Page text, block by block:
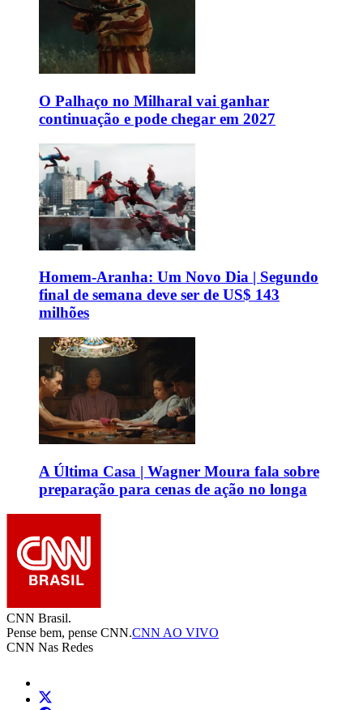
O Palhaço no Milharal vai ganhar
continuação e pode chegar em 2027
Homem-Aranha: Um Novo Dia | Segundo
final de semana deve ser de US$ 143
milhões
A Última Casa | Wagner Moura fala sobre
preparação para cenas de ação no longa
CNN Brasil.
Pense bem, pense CNN.CNN AO VIVO
CNN Nas Redes